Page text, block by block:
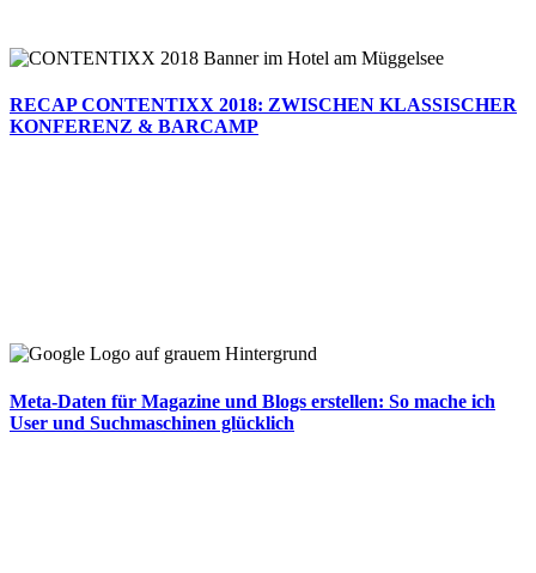
RECAP CONTENTIXX 2018: ZWISCHEN KLASSISCHER
KONFERENZ & BARCAMP
Meta-Daten für Magazine und Blogs erstellen: So mache ich
User und Suchmaschinen glücklich